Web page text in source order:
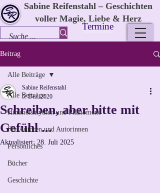
Sabine Reifenstahl – Geschichten
voller Magie, Liebe & Herz
Termine
Beitrag
Alle Beiträge
Himmelsmythen und Phänomene
Für Autoren und Autorinnen
Persönliches
Bücher
Geschichte
Alle Beiträge
Schreiben, aber bitte mit
Gefühl ...
Sabine Reifenstahl
5. Dez. 2020
Aktualisiert: 28. Juli 2025